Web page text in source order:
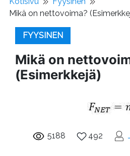
Mikä on nettovoima?
FYYSINEN
Mikä on
(Esimerkkejä)
5188 492